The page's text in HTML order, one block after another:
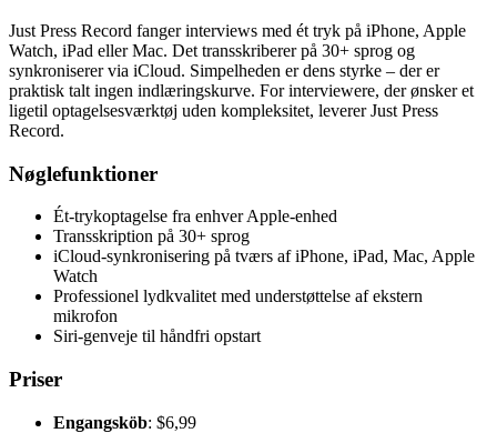
Just Press Record fanger interviews med ét tryk på iPhone, Apple
Watch, iPad eller Mac. Det transskriberer på 30+ sprog og
synkroniserer via iCloud. Simpelheden er dens styrke – der er
praktisk talt ingen indlæringskurve. For interviewere, der ønsker et
ligetil optagelsesværktøj uden kompleksitet, leverer Just Press
Record.
Nøglefunktioner
Ét-trykoptagelse fra enhver Apple-enhed
Transskription på 30+ sprog
iCloud-synkronisering på tværs af iPhone, iPad, Mac, Apple
Watch
Professionel lydkvalitet med understøttelse af ekstern
mikrofon
Siri-genveje til håndfri opstart
Priser
Engangsköb: $6,99